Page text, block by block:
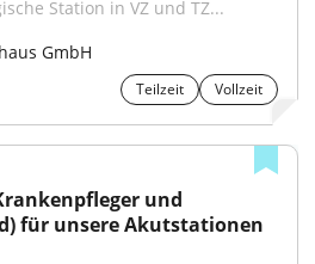
Station in VZ und TZ...
GmbH
Teilzeit Vollzeit
und
für unsere Akutstationen